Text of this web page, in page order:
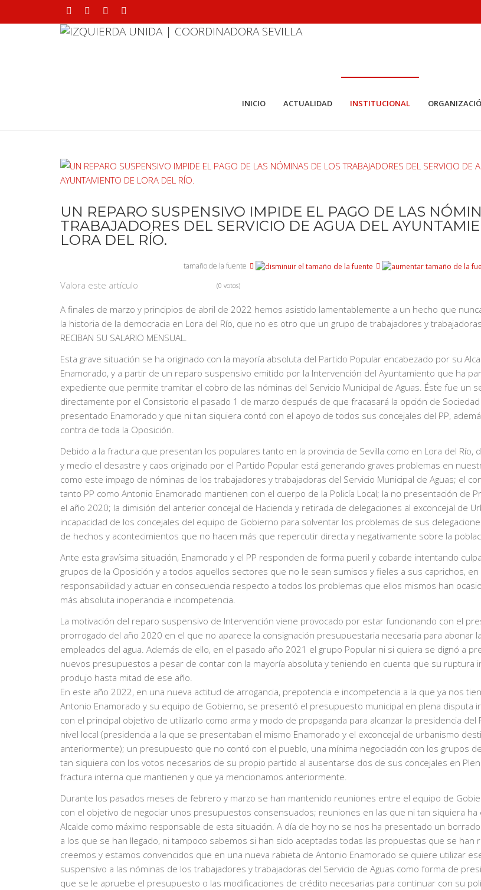
INICIO ACTUALIDAD INSTITUCIONAL
UN REPARO SUSPENSIVO IMPIDE EL PAGO DE LAS
TRABAJADORES DEL SERVICIO DE AGUA DEL
LORA DEL RÍO.
tamaño de la fuente
Valora este artículo (0 votos)
A finales de marzo y principios de abril de 2022 hemos asistido lamentablemente a un hecho que
la historia de la democracia en Lora del Río, que no es otro que un grupo de trabajadores y
RECIBAN SU SALARIO MENSUAL.
Esta grave situación se ha originado con la mayoría absoluta del Partido Popular encabezado por su
Enamorado, y a partir de un reparo suspensivo emitido por la Intervención del Ayuntamiento que ha
expediente que permite tramitar el cobro de las nóminas del Servicio Municipal de Aguas. Éste fue un
directamente por el Consistorio el pasado 1 de marzo después de que fracasará la opción de
presentado Enamorado y que ni tan siquiera contó con el apoyo de todos sus concejales del PP,
contra de toda la Oposición.
Debido a la fractura que presentan los populares tanto en la provincia de Sevilla como en Lora del Río,
y medio el desastre y caos originado por el Partido Popular está generando graves problemas en
como este impago de nóminas de los trabajadores y trabajadoras del Servicio Municipal de Aguas; el
tanto PP como Antonio Enamorado mantienen con el cuerpo de la Policía Local; la no presentación de
el año 2020; la dimisión del anterior concejal de Hacienda y retirada de delegaciones al exconcejal de
incapacidad de los concejales del equipo de Gobierno para solventar los problemas de sus
de hechos y acontecimientos que no hacen más que repercutir directa y negativamente sobre la
Ante esta gravísima situación, Enamorado y el PP responden de forma pueril y cobarde intentando
grupos de la Oposición y a todos aquellos sectores que no le sean sumisos y fieles a sus caprichos,
responsabilidad y actuar en consecuencia respecto a todos los problemas que ellos mismos han
más absoluta inoperancia e incompetencia.
La motivación del reparo suspensivo de Intervención viene provocado por estar funcionando con el
prorrogado del año 2020 en el que no aparece la consignación presupuestaria necesaria para abonar
empleados del agua. Además de ello, en el pasado año 2021 el grupo Popular ni si quiera se dignó a
nuevos presupuestos a pesar de contar con la mayoría absoluta y teniendo en cuenta que su ruptura
produjo hasta mitad de ese año.
En este año 2022, en una nueva actitud de arrogancia, prepotencia e incompetencia a la que ya nos
Antonio Enamorado y su equipo de Gobierno, se presentó el presupuesto municipal en plena disputa
con el principal objetivo de utilizarlo como arma y modo de propaganda para alcanzar la presidencia del
nivel local (presidencia a la que se presentaban el mismo Enamorado y el exconcejal de urbanismo
anteriormente); un presupuesto que no contó con el pueblo, una mínima negociación con los grupos
tan siquiera con los votos necesarios de su propio partido al ausentarse dos de sus concejales en
fractura interna que mantienen y que ya mencionamos anteriormente.
Durante los pasados meses de febrero y marzo se han mantenido reuniones entre el equipo de
con el objetivo de negociar unos presupuestos consensuados; reuniones en las que ni tan siquiera
Alcalde como máximo responsable de esta situación. A día de hoy no se nos ha presentado un
a los que se han llegado, ni tampoco sabemos si han sido aceptadas todas las propuestas que se han
creemos y estamos convencidos que en una nueva rabieta de Antonio Enamorado se quiere utilizar
suspensivo a las nóminas de los trabajadores y trabajadoras del Servicio de Aguas como forma de
que se le apruebe el presupuesto o las modificaciones de crédito necesarias para continuar con su